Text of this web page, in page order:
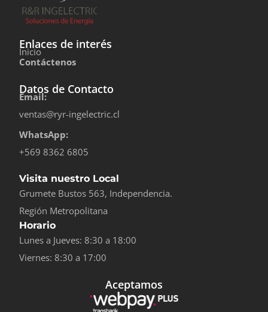
Enlaces de interés
Inicio
Contáctenos
Datos de Contacto
Email:
ventas@ryr-ingelectric.cl
WhatsApp:
+569 8362 6805
Visita nuestro Local
Grumete Bustos 563, Independencia.
Región Metropolitana
Horario
Lunes a Jueves: 8:30 a 18:00
Viernes: 8:30 a 17:00
Aceptamos